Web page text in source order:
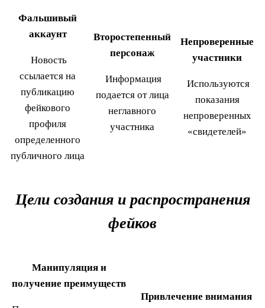
Фальшивый
аккаунт
Новость
ссылается на
публикацию
фейкового
профиля
определенного
публичного лица
Второстепенный
персонаж
Информация
подается от лица
неглавного
участника
Непроверенные
участники
Используются
показания
непроверенных
«свидетелей»
Цели создания и распространения
фейков
Манипуляция и
получение преимуществ
Привлечение внимания